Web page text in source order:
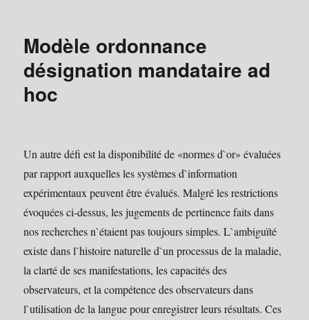
Modèle ordonnance
désignation mandataire ad
hoc
Un autre défi est la disponibilité de «normes d`or» évaluées
par rapport auxquelles les systèmes d`information
expérimentaux peuvent être évalués. Malgré les restrictions
évoquées ci-dessus, les jugements de pertinence faits dans
nos recherches n`étaient pas toujours simples. L`ambiguïté
existe dans l`histoire naturelle d`un processus de la maladie,
la clarté de ses manifestations, les capacités des
observateurs, et la compétence des observateurs dans
l`utilisation de la langue pour enregistrer leurs résultats. Ces